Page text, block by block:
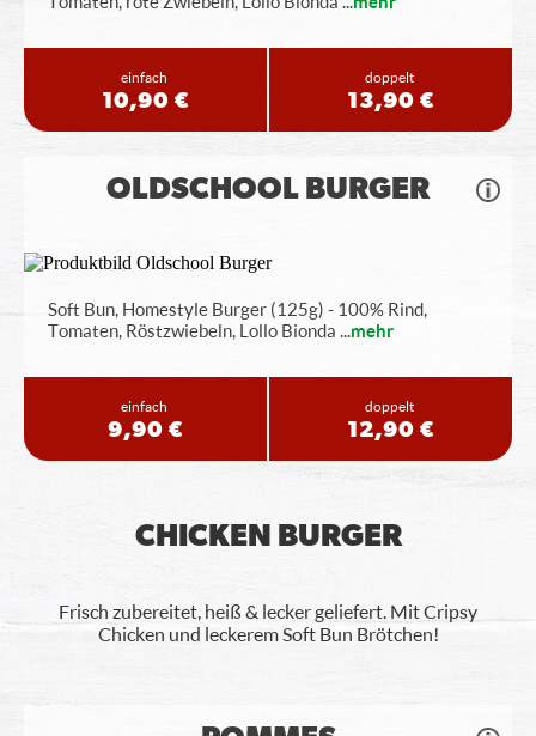
einfach
10,90 €
doppelt
13,90 €
OLDSCHOOL BURGER
Soft Bun, Homestyle Burger (125g) - 100% Rind,
Tomaten, Röstzwiebeln, Lollo Bionda ...mehr
einfach
9,90 €
doppelt
12,90 €
CHICKEN BURGER
Frisch zubereitet, heiß & lecker geliefert. Mit Cripsy
Chicken und leckerem Soft Bun Brötchen!